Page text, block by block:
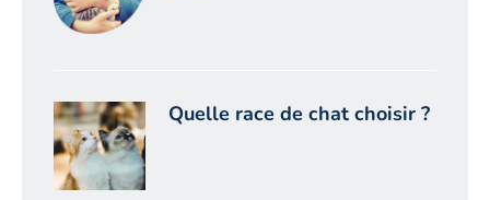
Quelle race de chat choisir ?